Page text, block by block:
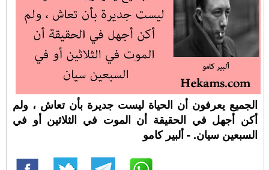
الجميع يعرفون أن الحياة ليست جديرة بأن تعاش ، ولم
أكن أجهل في الحقيقة أن الموت في الثلاثين أو في
السبعين سيان. - ألبير كامو